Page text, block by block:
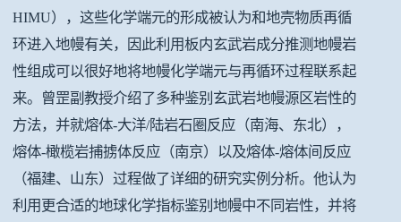
HIMU），这些化学端元的形成被认为和地壳物质再循
环进入地幔有关，因此利用板内玄武岩成分推测地幔岩
性组成可以很好地将地幔化学端元与再循环过程联系起
来。曾罡副教授介绍了多种鉴别玄武岩地幔源区岩性的
方法，并就熔体-大洋/陆岩石圈反应（南海、东北），
熔体-橄榄岩捕掳体反应（南京）以及熔体-熔体间反应
（福建、山东）过程做了详细的研究实例分析。他认为
利用更合适的地球化学指标鉴别地幔中不同岩性，并将